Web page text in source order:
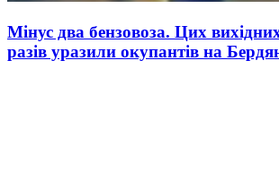
Мінус два бензовоза. Цих
разів уразили окупантів на